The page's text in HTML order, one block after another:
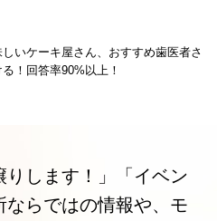
いケーキ屋さん、おすすめ歯医者さ
！回答率90%以上！
りします！」「イベン
ならではの情報や、モ